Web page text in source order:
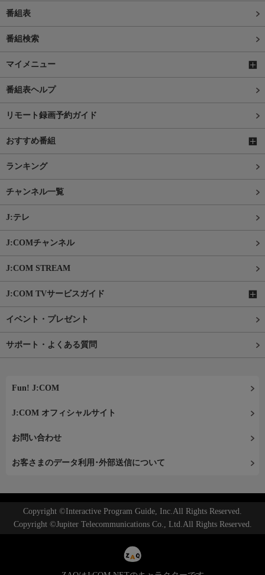
番組表
番組検索
マイメニュー
番組表ヘルプ
リモート録画予約ガイド
おすすめ番組
ランキング
チャンネル一覧
J:テレ
J:COMチャンネル
J:COM STREAM
J:COM TVサービスガイド
イベント・プレゼント
サポート・よくある質問
Fun! J:COM
J:COM オフィシャルサイト
お問い合わせ
お客さまのデータ利用･外部送信について
Copyright ©Interactive Program Guide, Inc.All Rights Reserved.
Copyright ©Jupiter Telecommunications Co., Ltd.All Rights Reserved.